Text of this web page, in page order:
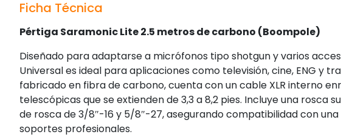
Ficha Técnica
Pértiga Saramonic Lite 2.5 metros de carbono (Boompole)
Diseñado para adaptarse a micrófonos tipo shotgun y varios
Universal es ideal para aplicaciones como televisión, cine, ENG y
fabricado en fibra de carbono, cuenta con un cable XLR interno
telescópicas que se extienden de 3,3 a 8,2 pies. Incluye una rosca
de rosca de 3/8″-16 y 5/8″-27, asegurando compatibilidad con
soportes profesionales.